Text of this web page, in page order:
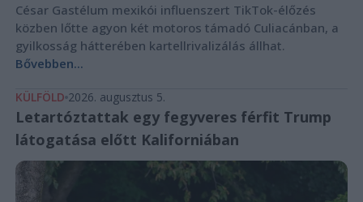
César Gastélum mexikói influenszert TikTok-élőzés
közben lőtte agyon két motoros támadó Culiacánban, a
gyilkosság hátterében kartellrivalizálás állhat.
Bővebben...
KÜLFÖLD 2026. augusztus 5.
Letartóztattak egy fegyveres férfit Trump
látogatása előtt Kaliforniában